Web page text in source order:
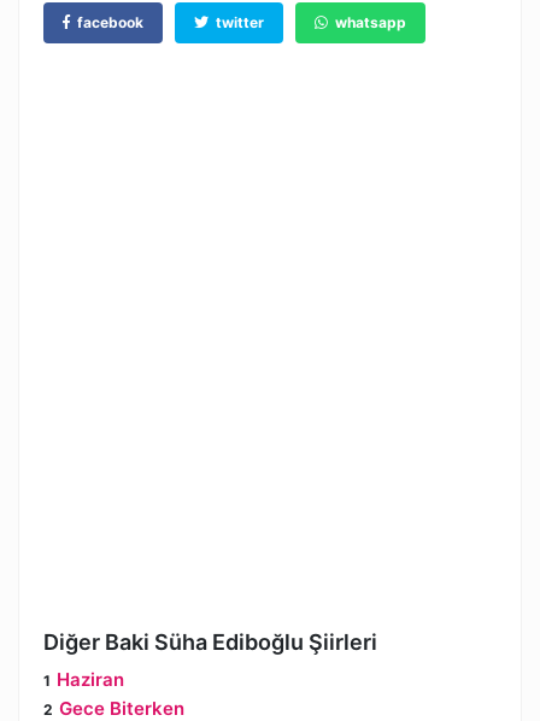
facebook twitter whatsapp
Diğer Baki Süha Ediboğlu Şiirleri
Haziran
Gece Biterken